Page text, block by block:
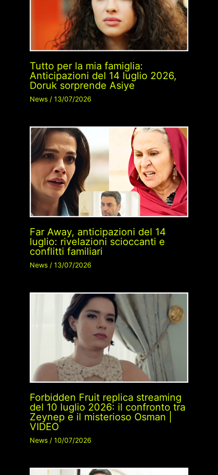
Tutto per la mia famiglia:
Anticipazioni del 14 luglio 2026,
Doruk sorprende Asiye
News/ 13/07/2026
Far Away, anticipazioni del 14
luglio: rivelazioni scioccanti e
conflitti familiari
News/ 13/07/2026
Forbidden Fruit replica streaming
del 10 luglio 2026: il confronto tra
Zeynep e il misterioso Osman |
VIDEO
News/ 10/07/2026